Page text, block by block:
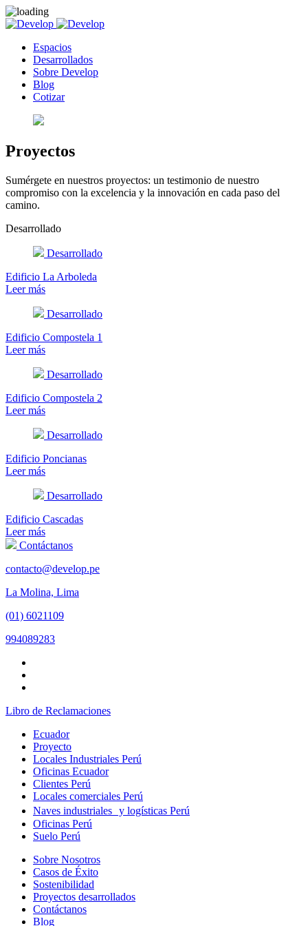
Espacios
Desarrollados
Sobre Develop
Blog
Cotizar
Proyectos
Sumérgete en nuestros proyectos: un testimonio de nuestro
compromiso con la excelencia y la innovación en cada paso del
camino.
Desarrollado
Desarrollado
Edificio La Arboleda
Leer más
Desarrollado
Edificio Compostela 1
Leer más
Desarrollado
Edificio Compostela 2
Leer más
Desarrollado
Edificio Poncianas
Leer más
Desarrollado
Edificio Cascadas
Leer más
Contáctanos
contacto@develop.pe
La Molina, Lima
(01) 6021109
994089283
Libro de Reclamaciones
Ecuador
Proyecto
Locales Industriales Perú
Oficinas Ecuador
Clientes Perú
Locales comerciales Perú
Naves industriales y logísticas Perú
Oficinas Perú
Suelo Perú
Sobre Nosotros
Casos de Éxito
Sostenibilidad
Proyectos desarrollados
Contáctanos
Blog